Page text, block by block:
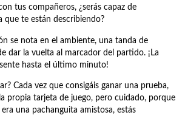
tus compañeros, ¿serás capaz de
que te están describiendo?
se nota en el ambiente, una tanda de
dar la vuelta al marcador del partido. ¡La
hasta el último minuto!
Cada vez que consigáis ganar una prueba,
propia tarjeta de juego, pero cuidado, porque
una pachanguita amistosa, estás